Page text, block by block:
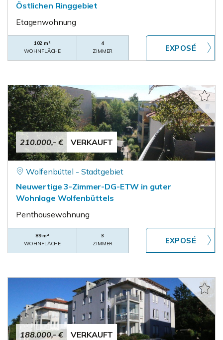
Östlichen Ringgebiet
Etagenwohnung
102 m²
WOHNFLÄCHE
4
ZIMMER
210.000,- € VERKAUFT
Wolfenbüttel - Stadtgebiet
Neuwertige 3-Zimmer-DG-ETW in guter
Wohnlage Wolfenbüttels
Penthousewohnung
89 m²
WOHNFLÄCHE
3
ZIMMER
188.000,- € VERKAUFT